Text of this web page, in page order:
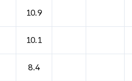
10.9
10.1
8.4